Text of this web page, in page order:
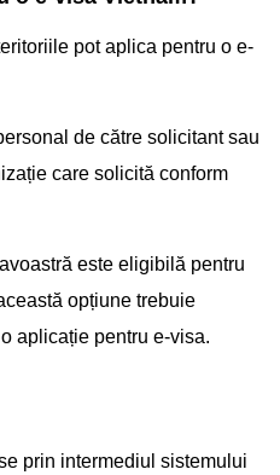
pot aplica pentru o e-
de către solicitant sau
care solicită conform
este eligibilă pentru
opțiune trebuie
aplicație pentru e-visa.
prin intermediul sistemului